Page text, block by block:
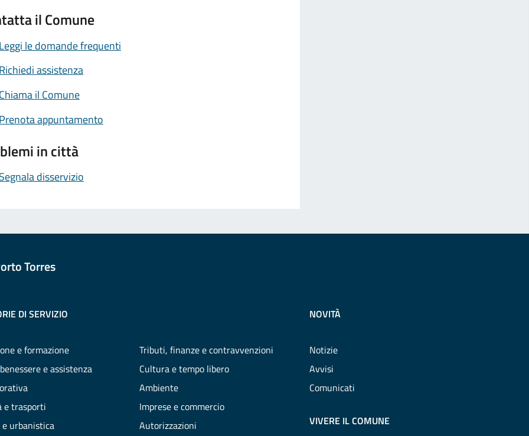
il Comune
le domande frequenti
assistenza
il Comune
appuntamento
in città
disservizio
Torres
DI SERVIZIO
e formazione
e assistenza
e trasporti
urbanistica
Tributi, finanze e contravvenzioni
Cultura e tempo libero
Ambiente
Imprese e commercio
Autorizzazioni
NOVITÀ
Notizie
Avvisi
Comunicati
VIVERE IL COMUNE